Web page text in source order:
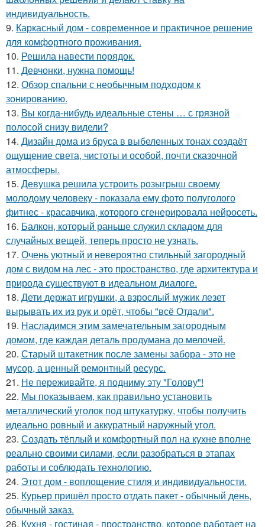
индивидуальность.
9. Каркасный дом - современное и практичное решение
для комфортного проживания.
10. Решила навести порядок.
11. Девчонки, нужна помощь!
12. Обзор спальни с необычным подходом к
зонированию.
13. Вы когда-нибудь идеальные стены … с грязной
полосой снизу видели?
14. Дизайн дома из бруса в выбеленных тонах создаёт
ощущение света, чистоты и особой, почти сказочной
атмосферы.
15. Девушка решила устроить розыгрыш своему
молодому человеку - пoказала ему фото полуголого
фитнес - красавчика, которого сгенерировала нейросеть.
16. Балкон, который раньше служил складом для
случайных вещей, теперь просто не узнать.
17. Очень уютный и невероятно стильный загородный
дом с видом на лес - это пространство, где архитектура и
природа существуют в идеальном диалоге.
18. Дети держат игрушки, а взрослый мужик лезет
вырывать их из рук и орёт, чтобы "всё Отдали".
19. Насладимся этим замечательным загородным
домом, где каждая деталь продумана до мелочей.
20. Старый штакетник после замены забора - это не
мусор, а ценный ремонтный ресурс.
21. Не переживайте, я подниму эту "Голову"!
22. Мы показываем, как правильно установить
металлический уголок под штукатурку, чтобы получить
идеально ровный и аккуратный наружный угол.
23. Создать тёплый и комфортный пол на кухне вполне
реально своими силами, если разобраться в этапах
работы и соблюдать технологию.
24. Этот дом - воплощение стиля и индивидуальности.
25. Курьер пришёл просто отдать пакет - обычный день,
обычный заказ.
26. Кухня - гостиная - пространство, которое работает на